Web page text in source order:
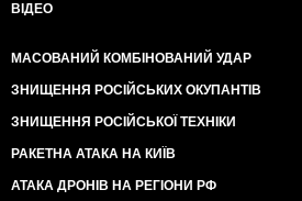
ВІДЕО
МАСОВАНИЙ КОМБІНОВАНИЙ УДАР
ЗНИЩЕННЯ РОСІЙСЬКИХ ОКУПАНТІВ
ЗНИЩЕННЯ РОСІЙСЬКОЇ ТЕХНІКИ
РАКЕТНА АТАКА НА КИЇВ
АТАКА ДРОНІВ НА РЕГІОНИ РФ